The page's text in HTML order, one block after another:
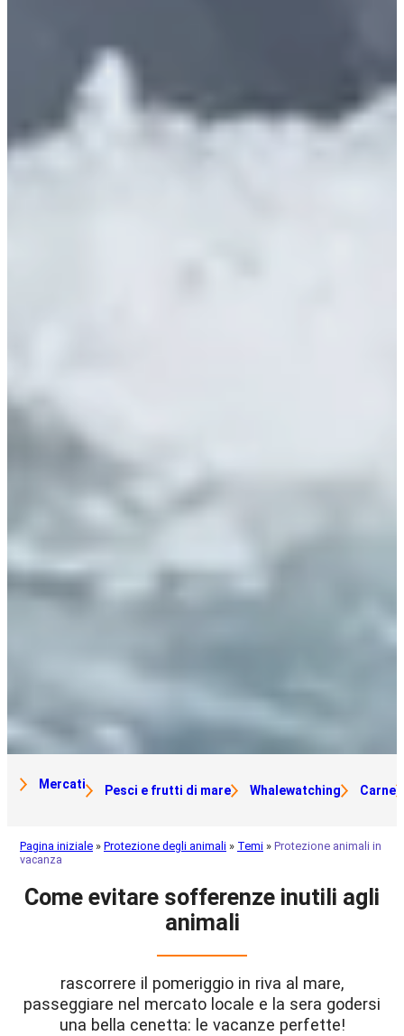
Mercati Pesci e frutti di mare Whalewatching Carne
Pagina iniziale » Protezione degli animali » Temi » Protezione animali in
vacanza
Come evitare sofferenze inutili agli
animali
rascorrere il pomeriggio in riva al mare,
passeggiare nel mercato locale e la sera godersi
una bella cenetta: le vacanze perfette!